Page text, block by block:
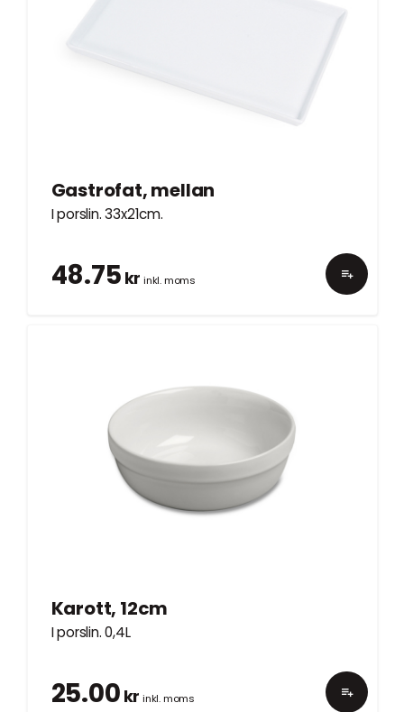
Gastrofat, mellan
I porslin. 33x21cm.
48.75 kr inkl. moms
Karott, 12cm
I porslin. 0,4L
25.00 kr inkl. moms